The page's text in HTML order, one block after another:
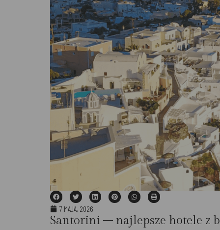
7 MAJA, 2026
Santorini – najlepsze hotele z